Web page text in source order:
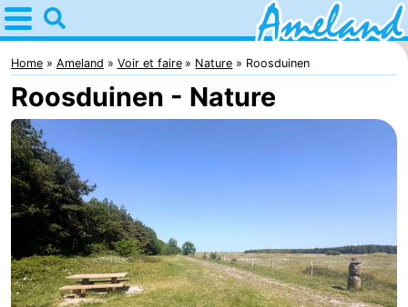
Home
Ameland
Astuces
Avec
les
enfants
Villages
Nature
Passer
Home Ameland Voir et faire Nature Roosduinen
Roosduinen - Nature